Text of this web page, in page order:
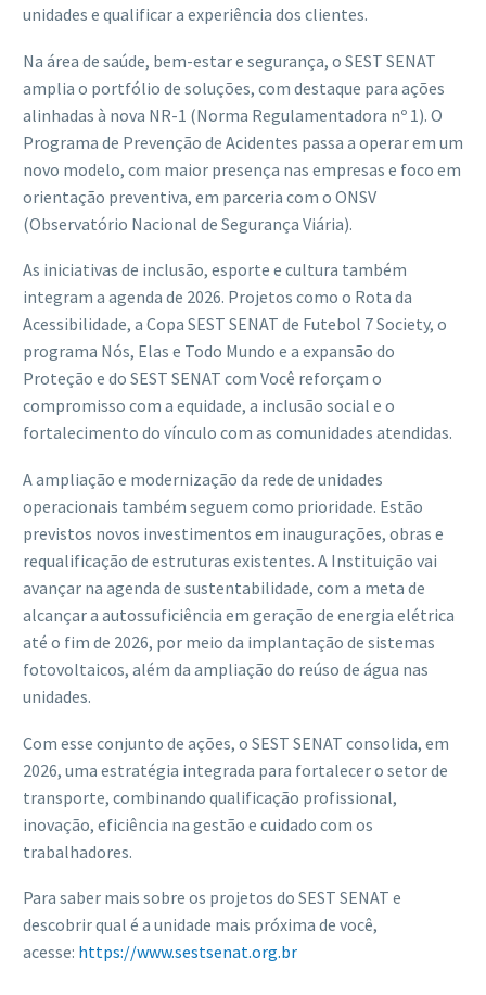
unidades e qualificar a experiência dos clientes.
Na área de saúde, bem-estar e segurança, o SEST SENAT
amplia o portfólio de soluções, com destaque para ações
alinhadas à nova NR-1 (Norma Regulamentadora nº 1). O
Programa de Prevenção de Acidentes passa a operar em um
novo modelo, com maior presença nas empresas e foco em
orientação preventiva, em parceria com o ONSV
(Observatório Nacional de Segurança Viária).
As iniciativas de inclusão, esporte e cultura também
integram a agenda de 2026. Projetos como o Rota da
Acessibilidade, a Copa SEST SENAT de Futebol 7 Society, o
programa Nós, Elas e Todo Mundo e a expansão do
Proteção e do SEST SENAT com Você reforçam o
compromisso com a equidade, a inclusão social e o
fortalecimento do vínculo com as comunidades atendidas.
A ampliação e modernização da rede de unidades
operacionais também seguem como prioridade. Estão
previstos novos investimentos em inaugurações, obras e
requalificação de estruturas existentes. A Instituição vai
avançar na agenda de sustentabilidade, com a meta de
alcançar a autossuficiência em geração de energia elétrica
até o fim de 2026, por meio da implantação de sistemas
fotovoltaicos, além da ampliação do reúso de água nas
unidades.
Com esse conjunto de ações, o SEST SENAT consolida, em
2026, uma estratégia integrada para fortalecer o setor de
transporte, combinando qualificação profissional,
inovação, eficiência na gestão e cuidado com os
trabalhadores.
Para saber mais sobre os projetos do SEST SENAT e
descobrir qual é a unidade mais próxima de você,
acesse: https://www.sestsenat.org.br